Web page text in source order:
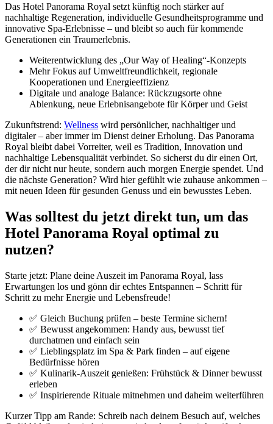
Das Hotel Panorama Royal setzt künftig noch stärker auf
nachhaltige Regeneration, individuelle Gesundheitsprogramme und
innovative Spa-Erlebnisse – und bleibt so auch für kommende
Generationen ein Traumerlebnis.
Weiterentwicklung des „Our Way of Healing“-Konzepts
Mehr Fokus auf Umweltfreundlichkeit, regionale
Kooperationen und Energieeffizienz
Digitale und analoge Balance: Rückzugsorte ohne
Ablenkung, neue Erlebnisangebote für Körper und Geist
Zukunftstrend: Wellness wird persönlicher, nachhaltiger und
digitaler – aber immer im Dienst deiner Erholung. Das Panorama
Royal bleibt dabei Vorreiter, weil es Tradition, Innovation und
nachhaltige Lebensqualität verbindet. So sicherst du dir einen Ort,
der dir nicht nur heute, sondern auch morgen Energie spendet. Und
die nächste Generation? Wird hier gefühlt wie zuhause ankommen –
mit neuen Ideen für gesunden Genuss und ein bewusstes Leben.
Was solltest du jetzt direkt tun, um das
Hotel Panorama Royal optimal zu
nutzen?
Starte jetzt: Plane deine Auszeit im Panorama Royal, lass
Erwartungen los und gönn dir echtes Entspannen – Schritt für
Schritt zu mehr Energie und Lebensfreude!
✅ Gleich Buchung prüfen – beste Termine sichern!
✅ Bewusst angekommen: Handy aus, bewusst tief
durchatmen und einfach sein
✅ Lieblingsplatz im Spa & Park finden – auf eigene
Bedürfnisse hören
✅ Kulinarik-Auszeit genießen: Frühstück & Dinner bewusst
erleben
✅ Inspirierende Rituale mitnehmen und daheim weiterführen
Kurzer Tipp am Rande: Schreib nach deinem Besuch auf, welches